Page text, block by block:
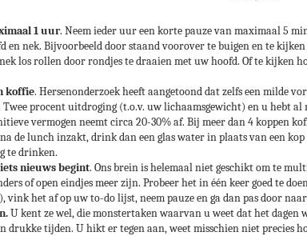
1 uur. Neem ieder uur een korte pauze van maximaal 5
en nek. Bijvoorbeeld door staand voorover te buigen en te
los rollen door rondjes te draaien met uw hoofd. Of te kijken
koffie. Hersenonderzoek heeft aangetoond dat zelfs een milde
Twee procent uitdroging (t.o.v. uw lichaamsgewicht) en u hebt
vermogen neemt circa 20-30% af. Bij meer dan 4 koppen
de lunch inzakt, drink dan een glas water in plaats van een kop
te drinken.
nieuws begint. Ons brein is helemaal niet geschikt om te
of open eindjes meer zijn. Probeer het in één keer goed te
vink het af op uw to-do lijst, neem pauze en ga dan pas door
U kent ze wel, die monstertaken waarvan u weet dat het dagen
drukke tijden. U hikt er tegen aan, weet misschien niet precies